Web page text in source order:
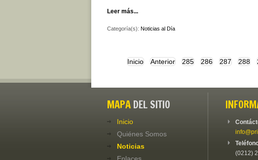
Leer más...
Categoría(s): Noticias al Día
Inicio Anterior 285 286 287 288
MAPA DEL SITIO
Inicio
Quiénes Somos
Noticias
(0212)